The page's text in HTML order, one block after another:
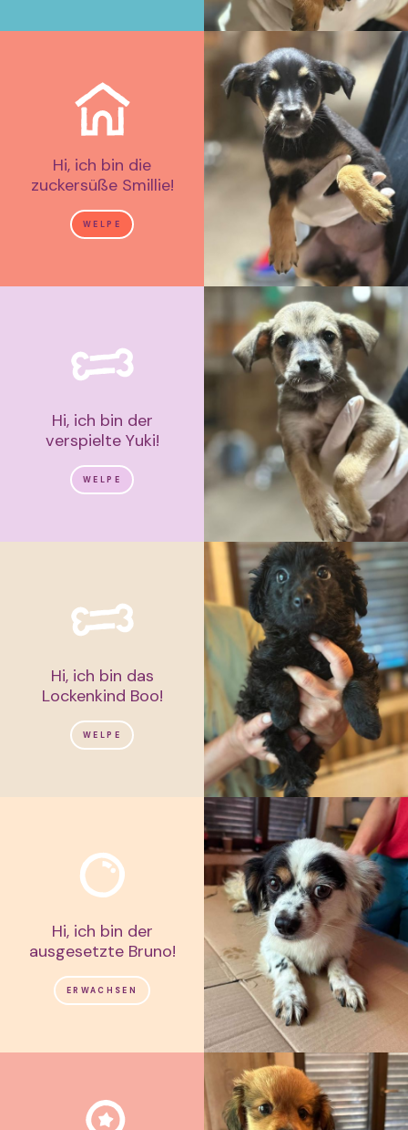
Hi, ich bin die
zuckersüße Smillie!
WELPE
Hi, ich bin der
verspielte Yuki!
WELPE
Hi, ich bin das
Lockenkind Boo!
WELPE
Hi, ich bin der
ausgesetzte Bruno!
ERWACHSEN